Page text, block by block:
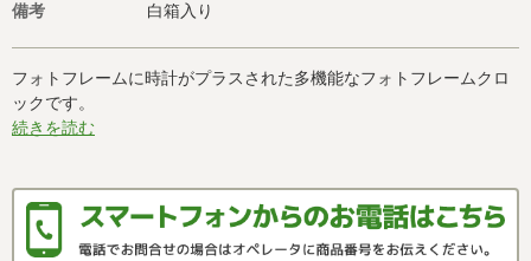
備考
白箱入り
フォトフレームに時計がプラスされた多機能なフォトフレームクロ
ックです。
続きを読む